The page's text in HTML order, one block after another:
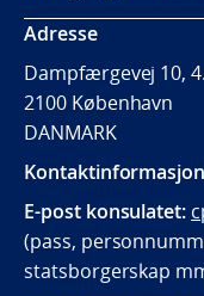
Adresse
Dampfærgevej 10,
2100 København
DANMARK
E-post konsulatet:
(pass,
statsborgerskap